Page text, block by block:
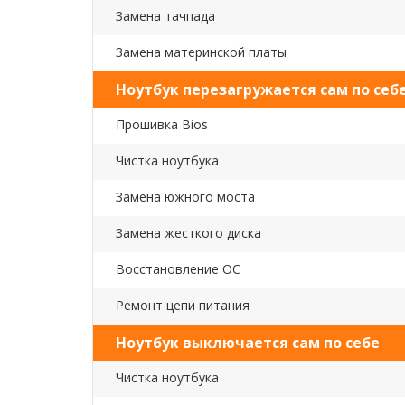
Замена тачпада
Замена материнской платы
Ноутбук перезагружается сам по
Прошивка Bios
Чистка ноутбука
Замена южного моста
Замена жесткого диска
Восстановление ОС
Ремонт цепи питания
Ноутбук выключается сам по себе
Чистка ноутбука